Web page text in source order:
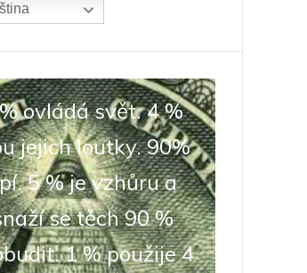
ovládá svět. 4 %
jejich loutky. 90%
5 % je vzhůru a
se těch 90 %
1 % použije 4